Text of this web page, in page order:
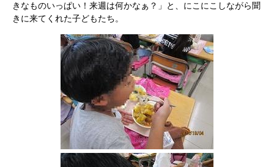
きなものいっぱい！来週は何かなぁ？」と、にこにこしながら聞
きに来てくれた子どもたち。